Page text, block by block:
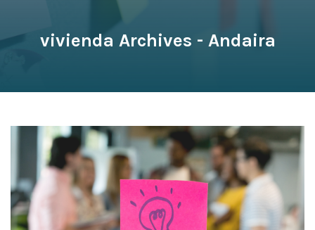
vivienda Archives - Andaira